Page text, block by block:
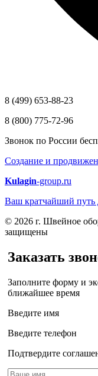
8 (499) 653-88-23
8 (800) 775-72-96
Звонок по России
Создание и
Kulagin-group.ru
Ваш кратчайший путь
© 2026 г. Швейное
защищены
Заказать
Заполните форму и
ближайшее время
Введите имя
Введите телефон
Подтвердите